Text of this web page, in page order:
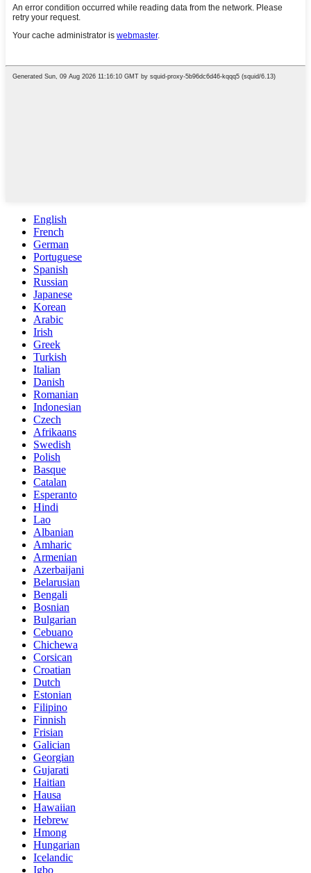
English
French
German
Portuguese
Spanish
Russian
Japanese
Korean
Arabic
Irish
Greek
Turkish
Italian
Danish
Romanian
Indonesian
Czech
Afrikaans
Swedish
Polish
Basque
Catalan
Esperanto
Hindi
Lao
Albanian
Amharic
Armenian
Azerbaijani
Belarusian
Bengali
Bosnian
Bulgarian
Cebuano
Chichewa
Corsican
Croatian
Dutch
Estonian
Filipino
Finnish
Frisian
Galician
Georgian
Gujarati
Haitian
Hausa
Hawaiian
Hebrew
Hmong
Hungarian
Icelandic
Igbo